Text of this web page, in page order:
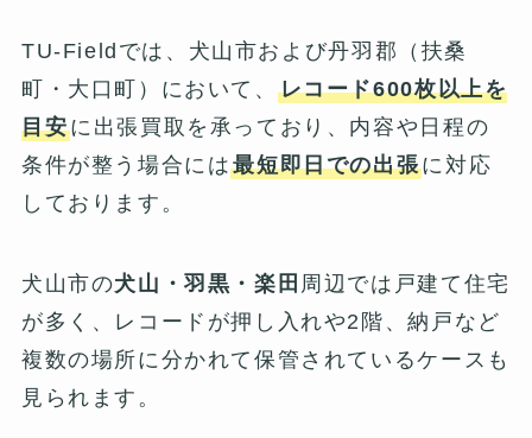
TU-Fieldでは、犬山市および丹羽郡（扶桑
町・大口町）において、 レコード600枚以上を
目安に出張買取を承っており、内容や日程の
条件が整う場合には最短即日での出張に対応
しております。
犬山市の犬山・羽黒・楽田 周辺では戸建て住宅
が多く、レコードが押し入れや2階、納戸など
複数の場所に分かれて保管されているケースも
見られます。